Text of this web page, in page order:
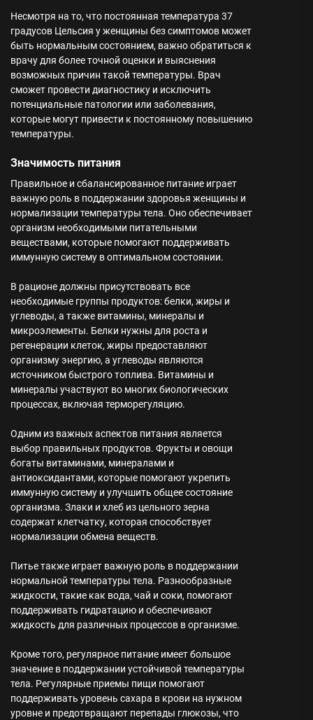
Несмотря на то, что постоянная температура 37
градусов Цельсия у женщины без симптомов может
быть нормальным состоянием, важно обратиться к
врачу для более точной оценки и выяснения
возможных причин такой температуры. Врач
сможет провести диагностику и исключить
потенциальные патологии или заболевания,
которые могут привести к постоянному повышению
температуры.
Значимость питания
Правильное и сбалансированное питание играет
важную роль в поддержании здоровья женщины и
нормализации температуры тела. Оно обеспечивает
организм необходимыми питательными
веществами, которые помогают поддерживать
иммунную систему в оптимальном состоянии.
В рационе должны присутствовать все
необходимые группы продуктов: белки, жиры и
углеводы, а также витамины, минералы и
микроэлементы. Белки нужны для роста и
регенерации клеток, жиры предоставляют
организму энергию, а углеводы являются
источником быстрого топлива. Витамины и
минералы участвуют во многих биологических
процессах, включая терморегуляцию.
Одним из важных аспектов питания является
выбор правильных продуктов. Фрукты и овощи
богаты витаминами, минералами и
антиоксидантами, которые помогают укрепить
иммунную систему и улучшить общее состояние
организма. Злаки и хлеб из цельного зерна
содержат клетчатку, которая способствует
нормализации обмена веществ.
Питье также играет важную роль в поддержании
нормальной температуры тела. Разнообразные
жидкости, такие как вода, чай и соки, помогают
поддерживать гидратацию и обеспечивают
жидкость для различных процессов в организме.
Кроме того, регулярное питание имеет большое
значение в поддержании устойчивой температуры
тела. Регулярные приемы пищи помогают
поддерживать уровень сахара в крови на нужном
уровне и предотвращают перепады глюкозы, что